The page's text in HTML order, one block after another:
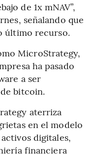
de 1x mNAV”,
señalando que
último recurso.
MicroStrategy,
ha pasado
a ser
bitcoin.
aterriza
en el modelo
digitales,
financiera